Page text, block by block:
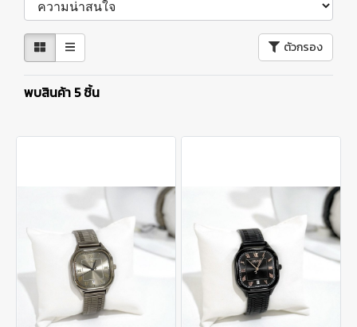
ตัวกรอง
พบสินค้า 5 ชิ้น